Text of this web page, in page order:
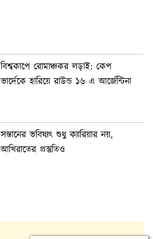
বিশ্বকাপে রোমাঞ্চকর লড়াই: কেপ
ভার্দেকে হারিয়ে রাউন্ড ১৬ এ আর্জেন্টিনা
সন্তানের ভবিষ্যৎ শুধু ক্যারিয়ার নয়,
আখিরাতের প্রস্তুতিও